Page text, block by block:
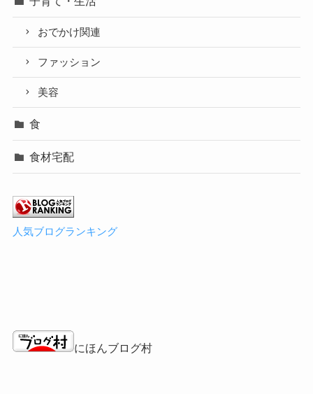
おでかけ関連
ファッション
美容
食
食材宅配
人気ブログランキング
にほんブログ村